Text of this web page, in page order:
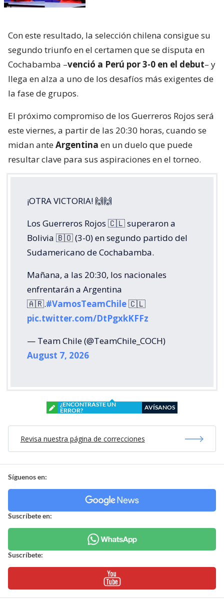
Con este resultado, la selección chilena consigue su
segundo triunfo en el certamen que se disputa en
Cochabamba –venció a Perú por 3-0 en el debut– y
llega en alza a uno de los desafíos más exigentes de
la fase de grupos.
El próximo compromiso de los Guerreros Rojos será
este viernes, a partir de las 20:30 horas, cuando se
midan anteArgentina en un duelo que puede
resultar clave para sus aspiraciones en el torneo.
¡OTRA VICTORIA! 🙌🙌
Los Guerreros Rojos 🇨🇱 superaron a
Bolivia 🇧🇴 (3-0) en segundo partido del
Sudamericano de Cochabamba.
Mañana, a las 20:30, los nacionales
enfrentarán a Argentina
🇦🇷.#VamosTeamChile🇨🇱
pic.twitter.com/DtPgxkKFFz
— Team Chile (@TeamChile_COCH)
August 7, 2026
¿ENCONTRASTE UN
ERROR?
AVÍSANOS
Revisa nuestra página de correcciones
Síguenos en:
Suscríbete en:
Suscríbete: